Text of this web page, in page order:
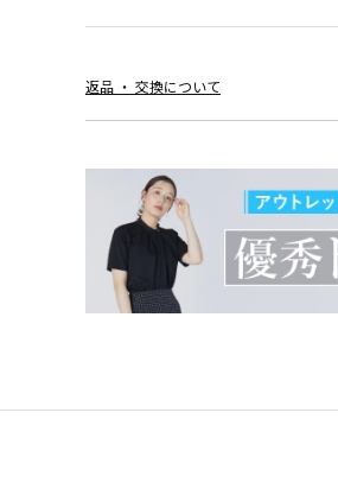
返品 ・ 交換について